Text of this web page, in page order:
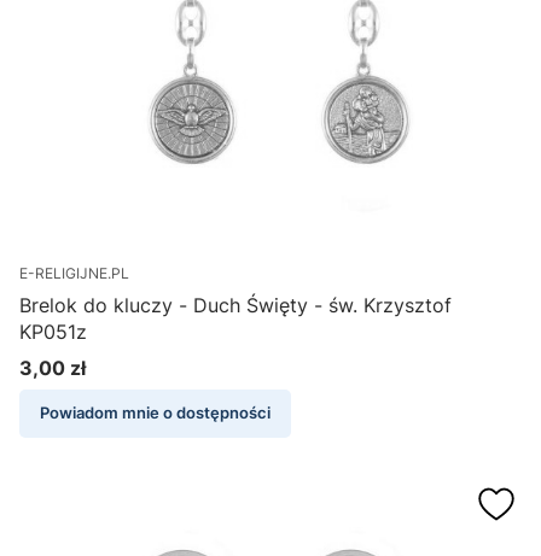
E-RELIGIJNE.PL
Brelok do kluczy - Duch Święty - św. Krzysztof
KP051z
Cena
3,00 zł
Powiadom mnie o dostępności